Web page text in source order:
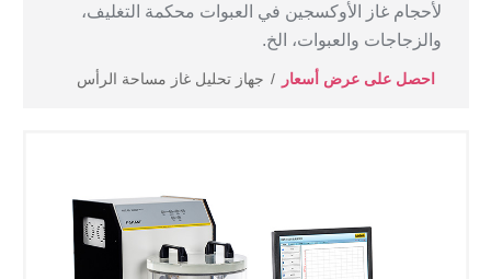
لأحجام غاز الأوكسجين في العبوات محكمة التغليف،
والزجاجات والعبوات، الخ.
احصل على عرض أسعار جهاز تحليل غاز مساحة الرأس